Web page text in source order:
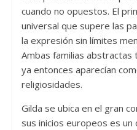
cuando no opuestos. El
universal que supere las
la expresión sin límites
Ambas familias abstractas
ya entonces aparecían
religiosidades.
Gilda se ubica en el gran
sus inicios europeos es